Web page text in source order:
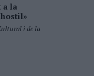
a la
i de la